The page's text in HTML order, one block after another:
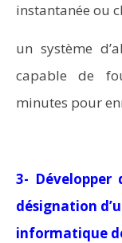
instantanée ou
un système
capable de
minutes pour
3- Développer
désignation
informatique